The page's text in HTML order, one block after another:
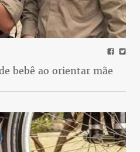
bebê ao orientar mãe